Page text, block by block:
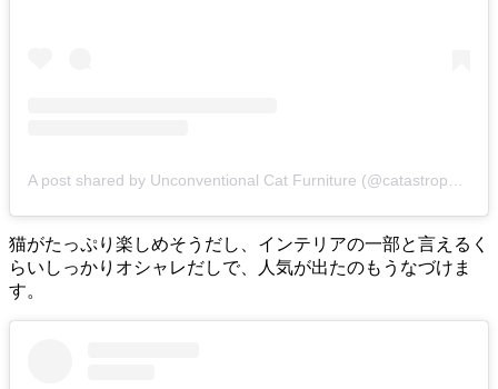
猫がたっぷり楽しめそうだし、インテリアの一部と言えるく
らいしっかりオシャレだしで、人気が出たのもうなづけま
す。